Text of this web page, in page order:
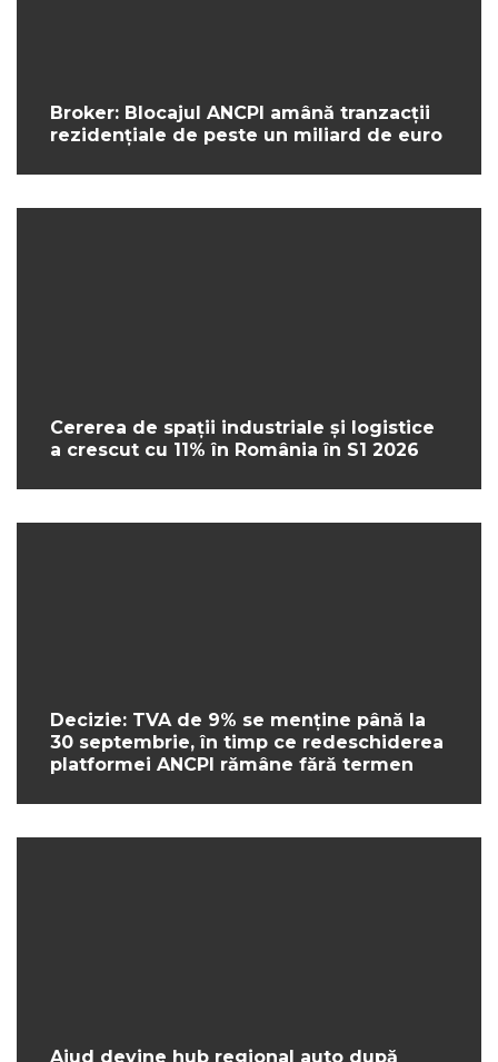
Broker: Blocajul ANCPI amână tranzacții
rezidențiale de peste un miliard de euro
Cererea de spații industriale și logistice
a crescut cu 11% în România în S1 2026
Decizie: TVA de 9% se menține până la
30 septembrie, în timp ce redeschiderea
platformei ANCPI rămâne fără termen
Aiud devine hub regional auto după